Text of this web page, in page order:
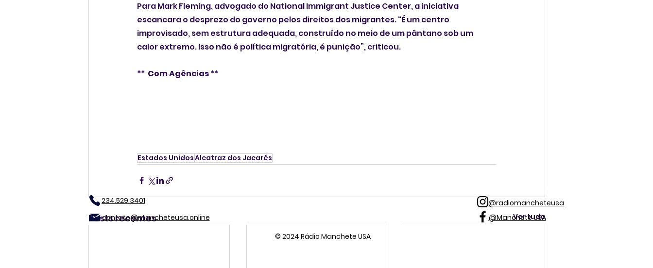
Para Mark Fleming, advogado do National Immigrant Justice Center, a iniciativa
escancara o desprezo do governo pelos direitos dos migrantes. “É um centro
improvisado, sem estrutura adequada, construído no meio de um pântano sob um
calor extremo. Isso não é política migratória, é punição”, criticou.
**  Com Agências **
Estados UnidosAlcatraz dos Jacarés
Posts recentes Ver tudo
234.529.3401
contato@mancheteusa.online
@radiomancheteusa
@Manchete USA
© 2024 Rádio Manchete USA